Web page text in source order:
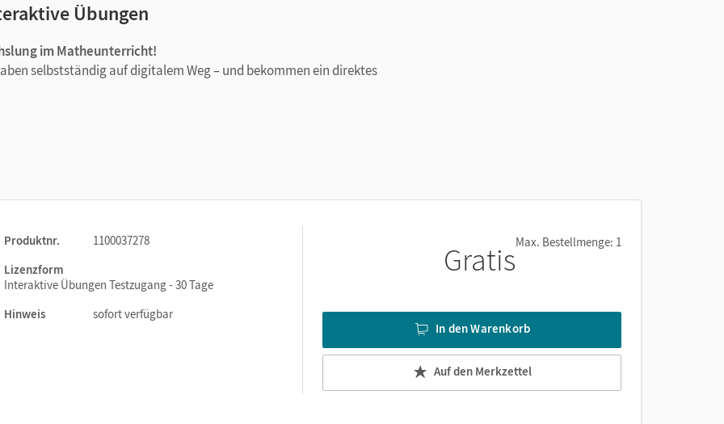
Übungen
im Matheunterricht!
selbstständig auf digitalem Weg – und bekommen ein direktes
Klassenstufe auf drei Niveaus passen genau zum Schulbuch.
Lernstand entspricht. So fördern und fordern Sie alle
Zeit und Papier.
einsetzbar.
Produktnr.
1100037278
Lizenzform
Interaktive Übungen Testzugang - 30 Tage
Hinweis
sofort verfügbar
GratisMax. Bestellmenge: 1
In den Warenkorb
Auf den Merkzettel